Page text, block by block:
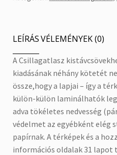
LEÍRÁSVÉLEMÉNYEK (0)
A Csillagatlasz
kiadásának néhány kötetét
össze,hogy a lapjai – így a
külön-külön laminálhatók
adva tökéletes nedvesség
védelmet az egyébként elég
papírnak. A térképek és a
információs oldalak 31 lapot